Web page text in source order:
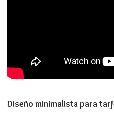
Diseño minimalista para